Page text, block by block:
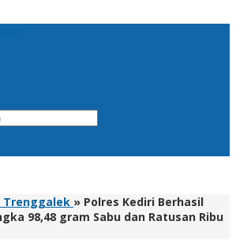
Trenggalek » Polres Kediri Berhasil
98,48 gram Sabu dan Ratusan Ribu